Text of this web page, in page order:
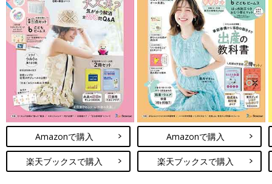
Amazonで購入
楽天ブックスで購入
Amazonで購入
楽天ブックスで購入